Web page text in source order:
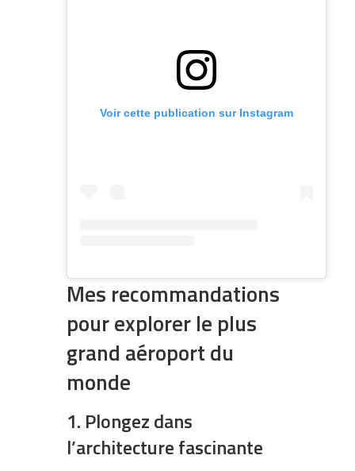
Voir cette publication sur Instagram
Mes recommandations
pour explorer le plus
grand aéroport du
monde
1. Plongez dans
l’architecture fascinante